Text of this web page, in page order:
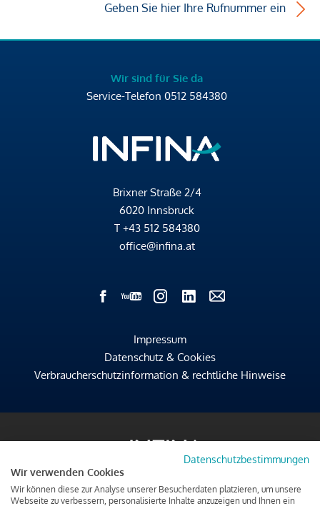
Geben Sie hier Ihre Rufnummer ein
Wir sind für Sie da
Service-Telefon 0512 584380
Brixner Straße 2/4
6020 Innsbruck
T +43 512 584380
office@infina.at
Impressum
Datenschutz & Cookies
Verbraucherschutzinformation & rechtliche Hinweise
Datenschutzbestimmungen
Wir verwenden Cookies
Wir können diese zur Analyse unserer Besucherdaten platzieren, um unsere
Webseite zu verbessern, personalisierte Inhalte anzuzeigen und Ihnen ein